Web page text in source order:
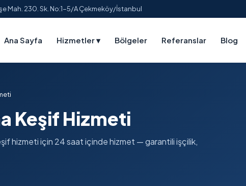
Mah. 230. Sk. No:1-5/A Çekmeköy/İstanbul
Ana Sayfa Hizmetler▾ Bölgeler Referanslar Blog
Keşif Hizmeti
hizmeti için 24 saat içinde hizmet — garantili işçilik,